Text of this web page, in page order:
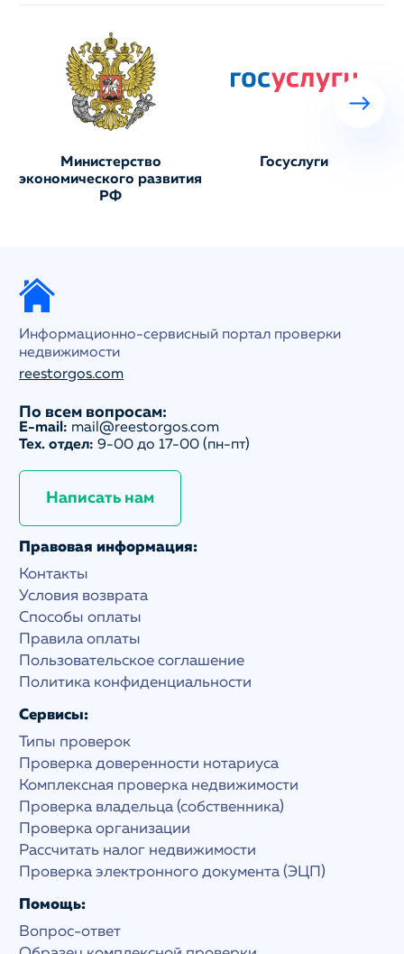
Министерство
экономического развития
РФ
Госуслуги
Информационно-сервисный портал проверки
недвижимости
reestorgos.com
По всем вопросам:
E-mail: mail@reestorgos.com
Тех. отдел: 9-00 до 17-00 (пн-пт)
Написать нам
Правовая информация:
Контакты
Условия возврата
Способы оплаты
Правила оплаты
Пользовательское соглашение
Политика конфиденциальности
Сервисы:
Типы проверок
Проверка доверенности нотариуса
Комплексная проверка недвижимости
Проверка владельца (собственника)
Проверка организации
Рассчитать налог недвижимости
Проверка электронного документа (ЭЦП)
Помощь:
Вопрос-ответ